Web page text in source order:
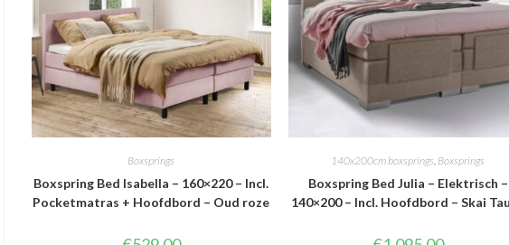
Boxsprings
Boxspring Bed Isabella – 160×220 – Incl.
Pocketmatras + Hoofdbord – Oud roze
140x200cm boxsprings, Boxsprings
Boxspring Bed Julia – Elektrisch –
140×200 – Incl. Hoofdbord – Skai